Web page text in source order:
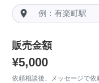
room
販売金額
¥5,000
依頼相談後、メッセージで依